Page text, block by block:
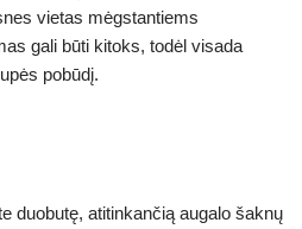
vietas mėgstantiems
gali būti kitoks, todėl visada
pobūdį.
duobutę, atitinkančią augalo šaknų